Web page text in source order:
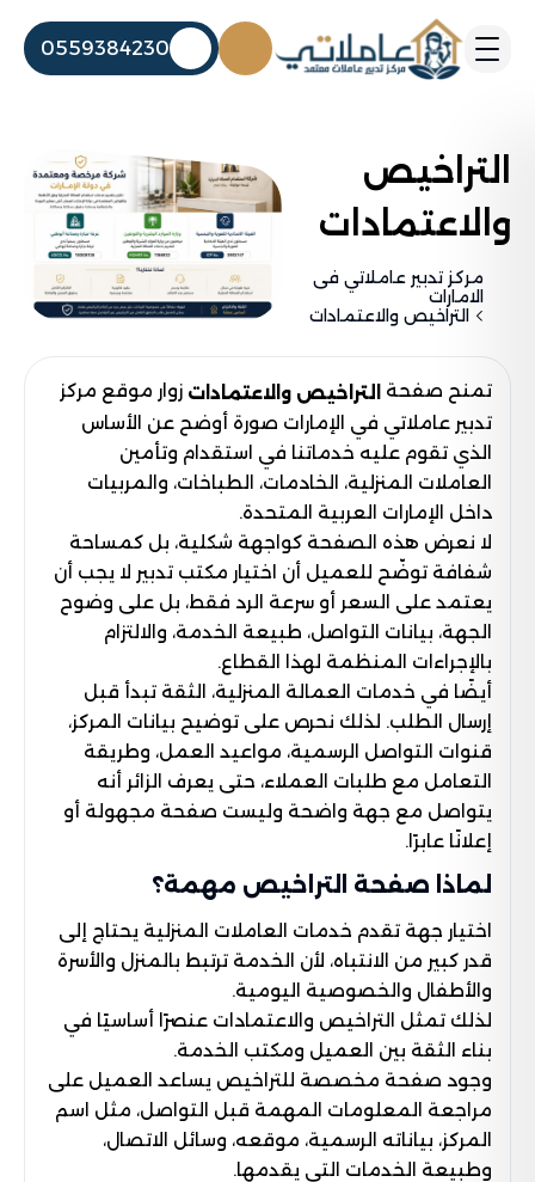
0559384230
التراخيص
والاعتمادات
مركز تدبير عاملاتي فى
الامارات
التراخيص والاعتمادات
تمنح صفحة التراخيص والاعتمادات زوار موقع مركز
تدبير عاملاتي في الإمارات صورة أوضح عن الأساس
الذي تقوم عليه خدماتنا في استقدام وتأمين
العاملات المنزلية، الخادمات، الطباخات، والمربيات
داخل الإمارات العربية المتحدة.
لا نعرض هذه الصفحة كواجهة شكلية، بل كمساحة
شفافة توضّح للعميل أن اختيار مكتب تدبير لا يجب أن
يعتمد على السعر أو سرعة الرد فقط، بل على وضوح
الجهة، بيانات التواصل، طبيعة الخدمة، والالتزام
بالإجراءات المنظمة لهذا القطاع.
أيضًا في خدمات العمالة المنزلية، الثقة تبدأ قبل
إرسال الطلب. لذلك نحرص على توضيح بيانات المركز،
قنوات التواصل الرسمية، مواعيد العمل، وطريقة
التعامل مع طلبات العملاء، حتى يعرف الزائر أنه
يتواصل مع جهة واضحة وليست صفحة مجهولة أو
إعلانًا عابرًا.
لماذا صفحة التراخيص مهمة؟
اختيار جهة تقدم خدمات العاملات المنزلية يحتاج إلى
قدر كبير من الانتباه، لأن الخدمة ترتبط بالمنزل والأسرة
والأطفال والخصوصية اليومية.
لذلك تمثل التراخيص والاعتمادات عنصرًا أساسيًا في
بناء الثقة بين العميل ومكتب الخدمة.
وجود صفحة مخصصة للتراخيص يساعد العميل على
مراجعة المعلومات المهمة قبل التواصل، مثل اسم
المركز، بياناته الرسمية، موقعه، وسائل الاتصال،
وطبيعة الخدمات التي يقدمها.